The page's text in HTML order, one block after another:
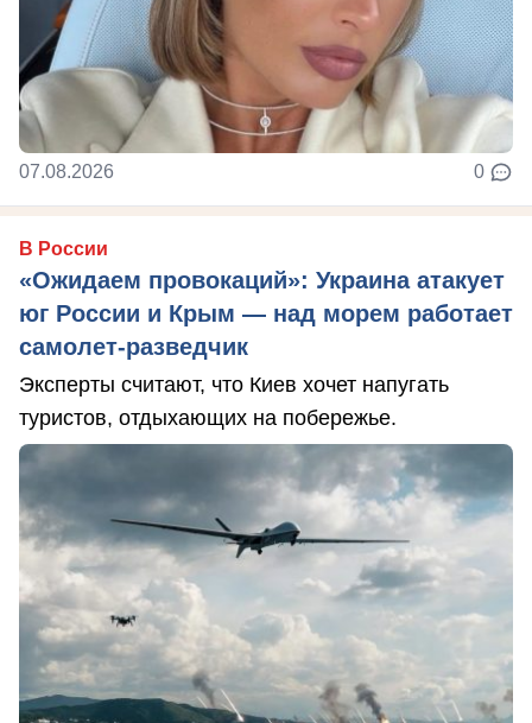
07.08.2026 0
В России
«Ожидаем провокаций»: Украина атакует
юг России и Крым — над морем работает
самолет-разведчик
Эксперты считают, что Киев хочет напугать
туристов, отдыхающих на побережье.